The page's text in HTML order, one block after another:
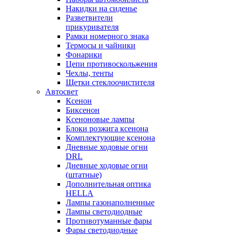
Накидки на сиденье
Разветвители
прикуривателя
Рамки номерного знака
Термосы и чайники
Фонарики
Цепи противоскольжения
Чехлы, тенты
Щетки стеклоочистителя
Автосвет
Ксенон
Биксенон
Ксеноновые лампы
Блоки розжига ксенона
Комплектующие ксенона
Дневные ходовые огни
DRL
Дневные ходовые огни
(штатные)
Дополнительная оптика
HELLA
Лампы газонаполненные
Лампы светодиодные
Противотуманные фары
Фары светодиодные